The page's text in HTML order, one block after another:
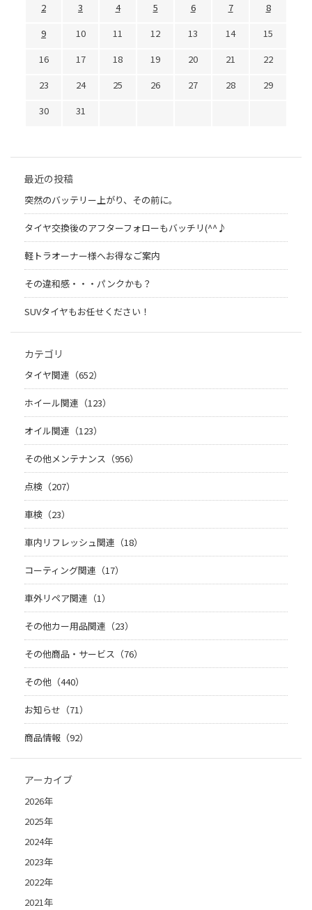
2 3 4 5 6 7
8
9
10 11 12 13 14
15
16
17 18 19 20 21
22
23
24 25 26 27 28
29
30
31
最近の投稿
突然のバッテリー上がり、その前に。
タイヤ交換後のアフターフォローもバッチリ(^^♪
軽トラオーナー様へお得なご案内
その違和感・・・パンクかも？
SUVタイヤもお任せください！
カテゴリ
タイヤ関連（652）
ホイール関連（123）
オイル関連（123）
その他メンテナンス（956）
点検（207）
車検（23）
車内リフレッシュ関連（18）
コーティング関連（17）
車外リペア関連（1）
その他カー用品関連（23）
その他商品・サービス（76）
その他（440）
お知らせ（71）
商品情報（92）
アーカイブ
2026年
2025年
2024年
2023年
2022年
2021年